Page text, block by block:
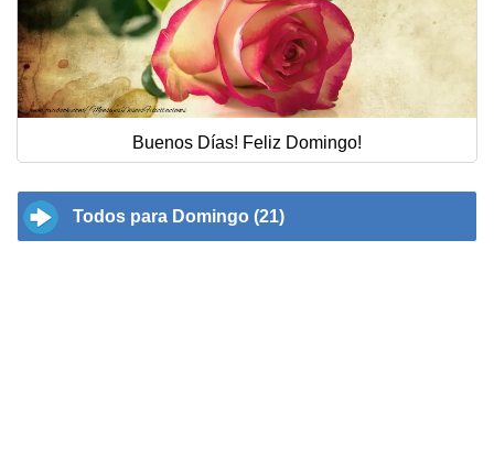
Buenos Días! Feliz Domingo!
Todos para Domingo (21)